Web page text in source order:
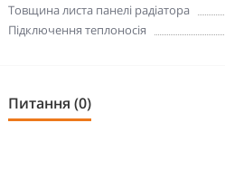
Товщина листа панелі радіатора
Підключення теплоносія
Питання (0)